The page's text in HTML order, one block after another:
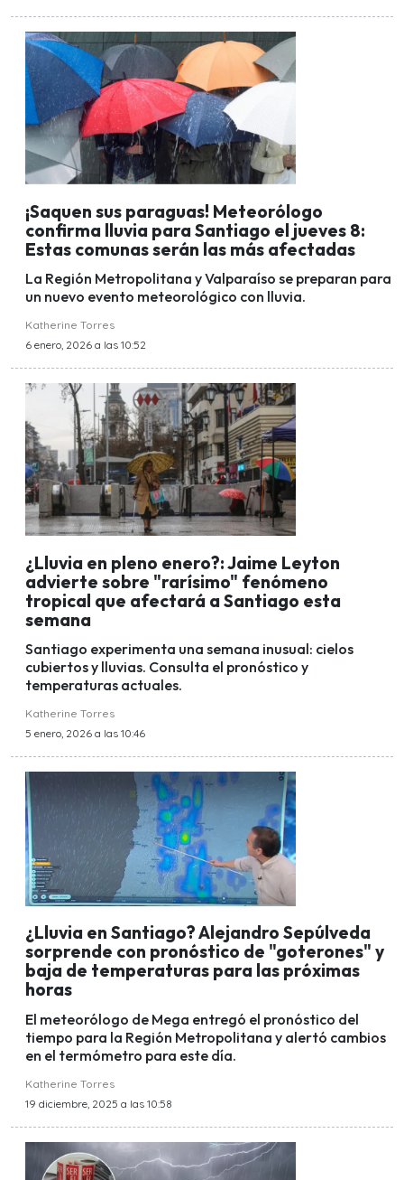
¡Saquen sus paraguas! Meteorólogo
confirma lluvia para Santiago el jueves 8:
Estas comunas serán las más afectadas
La Región Metropolitana y Valparaíso se preparan para
un nuevo evento meteorológico con lluvia.
Katherine Torres
6 enero, 2026 a las 10:52
¿Lluvia en pleno enero?: Jaime Leyton
advierte sobre "rarísimo" fenómeno
tropical que afectará a Santiago esta
semana
Santiago experimenta una semana inusual: cielos
cubiertos y lluvias. Consulta el pronóstico y
temperaturas actuales.
Katherine Torres
5 enero, 2026 a las 10:46
¿Lluvia en Santiago? Alejandro Sepúlveda
sorprende con pronóstico de "goterones" y
baja de temperaturas para las próximas
horas
El meteorólogo de Mega entregó el pronóstico del
tiempo para la Región Metropolitana y alertó cambios
en el termómetro para este día.
Katherine Torres
19 diciembre, 2025 a las 10:58